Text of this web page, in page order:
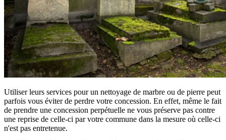
Utiliser leurs services pour un nettoyage de marbre ou de pierre peut
parfois vous éviter de perdre votre concession. En effet, même le fait
de prendre une concession perpétuelle ne vous préserve pas contre
une reprise de celle-ci par votre commune dans la mesure où celle-ci
n'est pas entretenue.